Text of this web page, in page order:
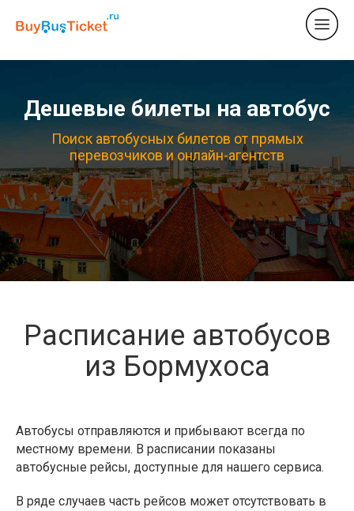
Дешевые билеты на автобус
Поиск автобусных билетов от прямых
перевозчиков и онлайн-агентств
Расписание автобусов
из Бормухоса
Автобусы отправляются и прибывают всегда по
местному времени. В расписании показаны
автобусные рейсы, доступные для нашего сервиса.
В ряде случаев часть рейсов может отсутствовать в